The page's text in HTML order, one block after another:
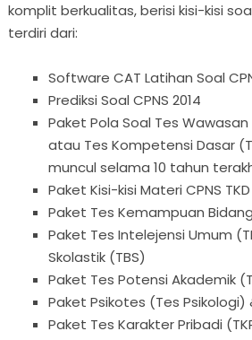
komplit berkualitas, berisi kisi-kisi
terdiri dari:
Software CAT Latihan Soal
Prediksi Soal CPNS 2014
Paket Pola Soal Tes
atau Tes Kompetensi Dasar
muncul selama 10 tahun
Paket Kisi-kisi Materi CPNS TKD
Paket Tes Kemampuan
Paket Tes Intelejensi Umum
Skolastik (TBS)
Paket Tes Potensi Akademik
Paket Psikotes (Tes Psikologi)
Paket Tes Karakter Pribadi